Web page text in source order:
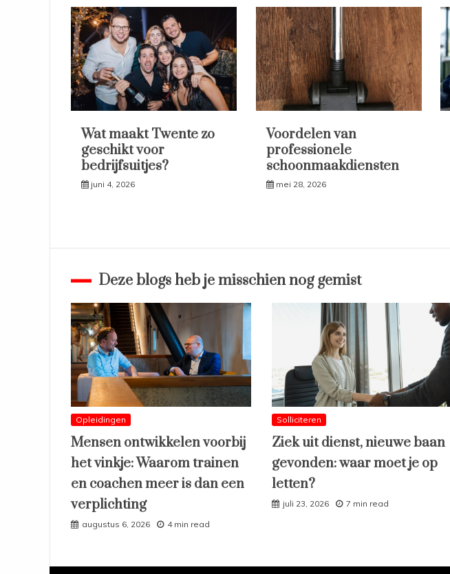
Wat maakt Twente zo
geschikt voor
bedrijfsuitjes?
juni 4, 2026
Voordelen van
professionele
schoonmaakdiensten
mei 28, 2026
Deze blogs heb je misschien nog gemist
Opleidingen
Mensen ontwikkelen voorbij
het vinkje: Waarom trainen
en coachen meer is dan een
verplichting
augustus 6, 2026 4 min read
Solliciteren
Ziek uit dienst, nieuwe baan
gevonden: waar moet je op
letten?
juli 23, 2026 7 min read